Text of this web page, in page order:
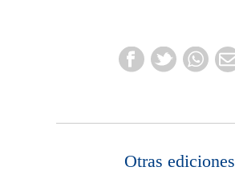
Otras ediciones